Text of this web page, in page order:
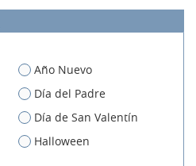
Año Nuevo
Día del Padre
Día de San Valentín
Halloween